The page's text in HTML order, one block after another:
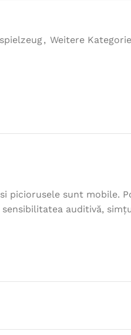
, Weitere
piciorusele sunt mobile.
auditivă,